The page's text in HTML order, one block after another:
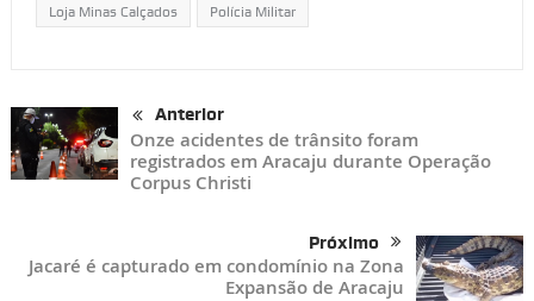
Loja Minas Calçados Polícia Militar
Anterior
Onze acidentes de trânsito foram
registrados em Aracaju durante Operação
Corpus Christi
Próximo
Jacaré é capturado em condomínio na Zona
Expansão de Aracaju